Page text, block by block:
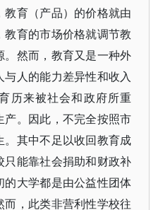
育（产品）的价格就由
育的市场价格就调节教
然而，教育又是一种外
人的能力差异性和收入
历来被社会和政府所重
。因此，不完全按照市
其中不足以收回教育成
能靠社会捐助和财政补
大学都是由公益性团体
，此类非营利性学校往